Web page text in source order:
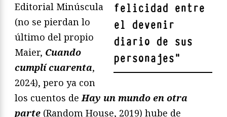
felicidad entre
el devenir
diario de sus
personajes"
Editorial Minúscula
(no se pierdan lo
último del propio
Maier, Cuando
cumplí cuarenta,
2024), pero ya con
los cuentos deHay un mundo en otra
parte (Random House, 2019) hube de